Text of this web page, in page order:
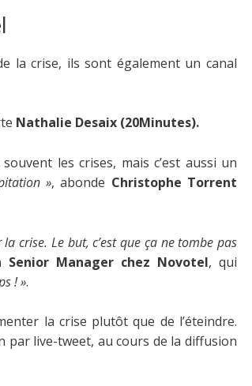
la crise, ils sont également un canal
Nathalie Desaix (20Minutes).
les crises, mais c’est aussi un
», abonde Christophe Torrent
crise. Le but, c’est que ça ne tombe pas
Manager chez Novotel, qui
! ».
la crise plutôt que de l’éteindre.
par live-tweet, au cours de la diffusion